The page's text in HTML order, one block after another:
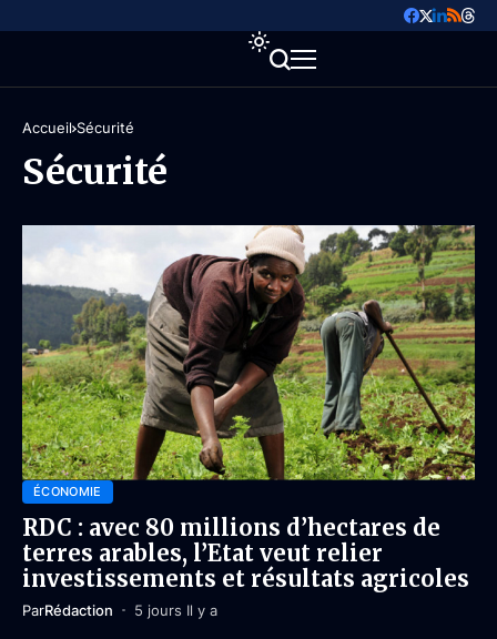
Accueil Sécurité
Sécurité
ÉCONOMIE
RDC : avec 80 millions d’hectares de
terres arables, l’Etat veut relier
investissements et résultats agricoles
ParRédaction 5 jours Il y a